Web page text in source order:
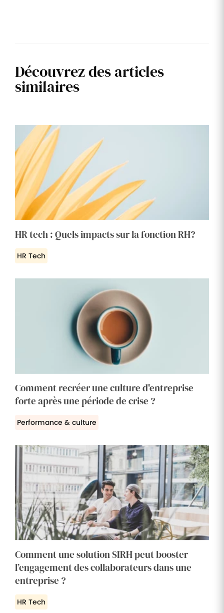
Découvrez des articles
similaires
HR tech : Quels impacts sur la fonction RH?
HR Tech
Comment recréer une culture d'entreprise
forte après une période de crise ?
Performance & culture
Comment une solution SIRH peut booster
l’engagement des collaborateurs dans une
entreprise ?
HR Tech